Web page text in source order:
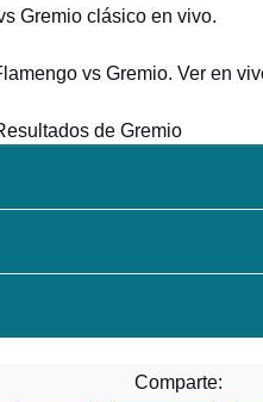
Gremio clásico en vivo.
vs Gremio. Ver en
de Gremio
Comparte: